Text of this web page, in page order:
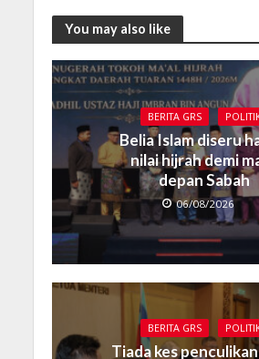
You may also like
BERITA GRS
Belia Islam diseru
nilai hijrah demi
depan Sabah
06/08/2026
BERITA GRS
Tiada kes